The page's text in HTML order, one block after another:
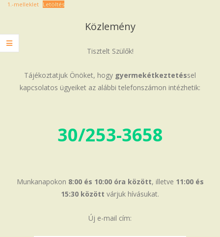
1.-melleklet Letöltés
Közlemény
Tisztelt Szülők!
Tájékoztatjuk Önöket, hogy gyermekétkeztetéssel
kapcsolatos ügyeiket az alábbi telefonszámon intézhetik:
30/253-3658
Munkanapokon 8:00 és 10:00 óra között, illetve 11:00 és
15:30 között várjuk hívásukat.
Új e-mail cím: